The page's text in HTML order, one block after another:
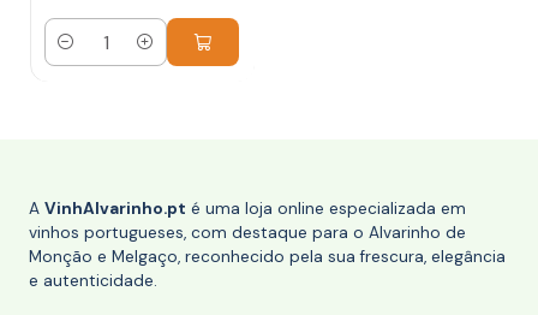
Quantidade
A VinhAlvarinho.pt é uma loja online especializada em
vinhos portugueses, com destaque para o Alvarinho de
Monção e Melgaço, reconhecido pela sua frescura, elegância
e autenticidade.